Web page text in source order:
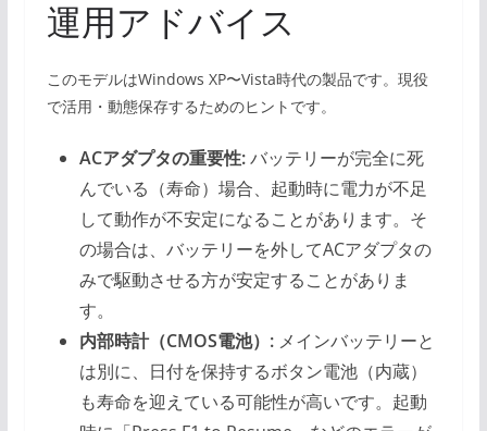
運用アドバイス
このモデルはWindows XP〜Vista時代の製品です。現役
で活用・動態保存するためのヒントです。
ACアダプタの重要性:バッテリーが完全に死
んでいる（寿命）場合、起動時に電力が不足
して動作が不安定になることがあります。そ
の場合は、バッテリーを外してACアダプタの
みで駆動させる方が安定することがありま
す。
内部時計（CMOS電池）:メインバッテリーと
は別に、日付を保持するボタン電池（内蔵）
も寿命を迎えている可能性が高いです。起動